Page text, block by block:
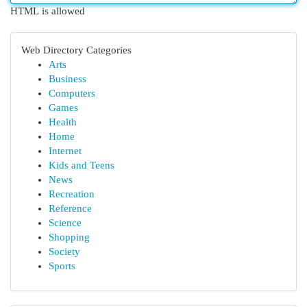
HTML is allowed
Web Directory Categories
Arts
Business
Computers
Games
Health
Home
Internet
Kids and Teens
News
Recreation
Reference
Science
Shopping
Society
Sports